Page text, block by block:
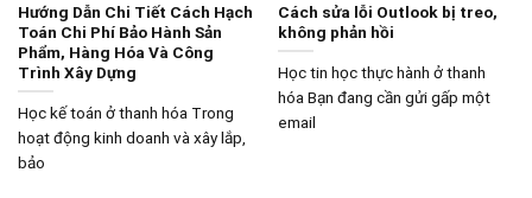
Hướng Dẫn Chi Tiết Cách Hạch
Toán Chi Phí Bảo Hành Sản
Phẩm, Hàng Hóa Và Công
Trình Xây Dựng
Học kế toán ở thanh hóa Trong
hoạt động kinh doanh và xây lắp,
bảo
Cách sửa lỗi Outlook bị treo,
không phản hồi
Học tin học thực hành ở thanh
hóa Bạn đang cần gửi gấp một
email